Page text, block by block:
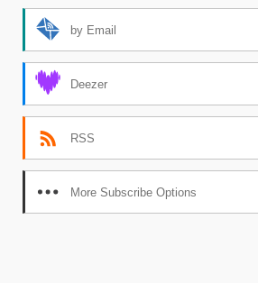
by Email
Deezer
RSS
More Subscribe Options